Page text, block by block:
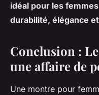
idéal pour les
durabilité, élégance
Conclusion :
une affaire de
Une montre pour